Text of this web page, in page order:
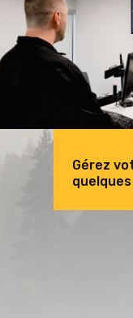
Gérez